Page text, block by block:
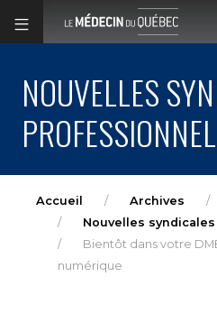
NOUVELLES
Accueil Archives
Nouvelles
Bientôt dans votre
numérique